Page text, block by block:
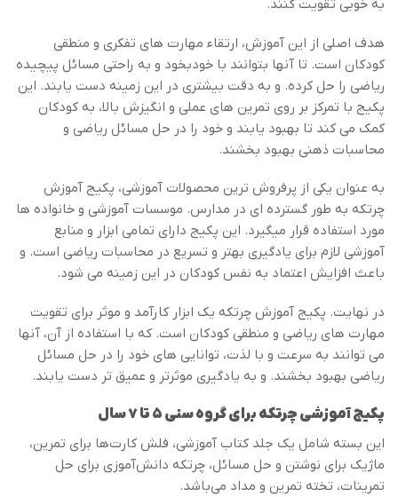
به خوبی تقویت کنند.
هدف اصلی از این آموزش، ارتقاء مهارت های تفکری و منطقی
کودکان است. تا آنها بتوانند با خودبخود و به راحتی مسائل پیچیده
ریاضی را حل کرده. و به دقت بیشتری در این زمینه دست یابند. این
پکیج با تمرکز بر روی تمرین های عملی و انگیزش بالا، به کودکان
کمک می کند تا بهبود یابند و خود را در حل مسائل ریاضی و
محاسبات ذهنی بهبود بخشند.
به عنوان یکی از پرفروش ترین محصولات آموزشی، پکیج آموزش
چرتکه به طور گسترده ای در مدارس. موسسات آموزشی و خانواده ها
مورد استفاده قرار میگیرد. این پکیج دارای تمامی ابزار و منابع
آموزشی لازم برای یادگیری بهتر و تسریع در محاسبات ریاضی است. و
باعث افزایش اعتماد به نفس کودکان در این زمینه می شود.
در نهایت. پکیج آموزش چرتکه یک ابزار کارآمد و موثر برای تقویت
مهارت های ریاضی و منطقی کودکان است. که با استفاده از آن، آنها
می توانند به سرعت و با لذت، توانایی های خود را در حل مسائل
ریاضی بهبود بخشند. و به یادگیری موثرتر و عمیق تر دست یابند.
پکیج آموزشی چرتکه برای گروه سنی ۵ تا ۷ سال
این بسته شامل یک جلد کتاب آموزشی، فلش کارت‌ها برای تمرین،
ماژیک برای نوشتن و حل مسائل، چرتکه دانش‌آموزی برای حل
تمرینات، تخته تمرین و مداد می‌باشد.